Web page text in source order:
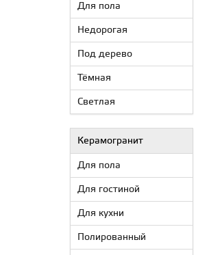
Для пола
Недорогая
Под дерево
Тёмная
Светлая
Керамогранит
Для пола
Для гостиной
Для кухни
Полированный